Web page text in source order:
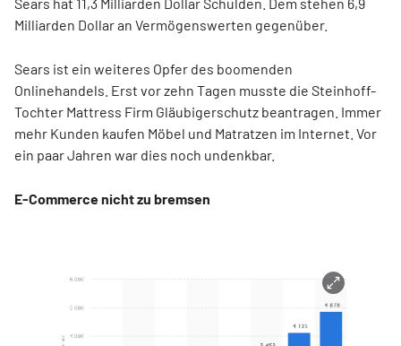
Milliarden Dollar an Vermögenswerten gegenüber.
Sears ist ein weiteres Opfer des boomenden
Onlinehandels. Erst vor zehn Tagen musste die Steinhoff-
Tochter Mattress Firm Gläubigerschutz beantragen. Immer
mehr Kunden kaufen Möbel und Matratzen im Internet. Vor
ein paar Jahren war dies noch undenkbar.
E-Commerce nicht zu bremsen